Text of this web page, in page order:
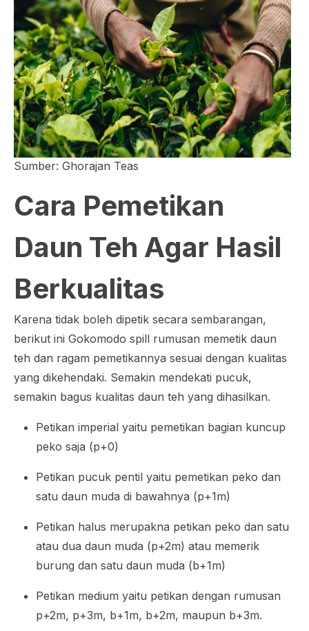
Sumber: Ghorajan Teas
Cara Pemetikan
Daun Teh Agar Hasil
Berkualitas
Karena tidak boleh dipetik secara sembarangan,
berikut ini Gokomodo spill rumusan memetik daun
teh dan ragam pemetikannya sesuai dengan kualitas
yang dikehendaki. Semakin mendekati pucuk,
semakin bagus kualitas daun teh yang dihasilkan.
Petikan imperial yaitu pemetikan bagian kuncup
peko saja (p+0)
Petikan pucuk pentil yaitu pemetikan peko dan
satu daun muda di bawahnya (p+1m)
Petikan halus merupakna petikan peko dan satu
atau dua daun muda (p+2m) atau memerik
burung dan satu daun muda (b+1m)
Petikan medium yaitu petikan dengan rumusan
p+2m, p+3m, b+1m, b+2m, maupun b+3m.